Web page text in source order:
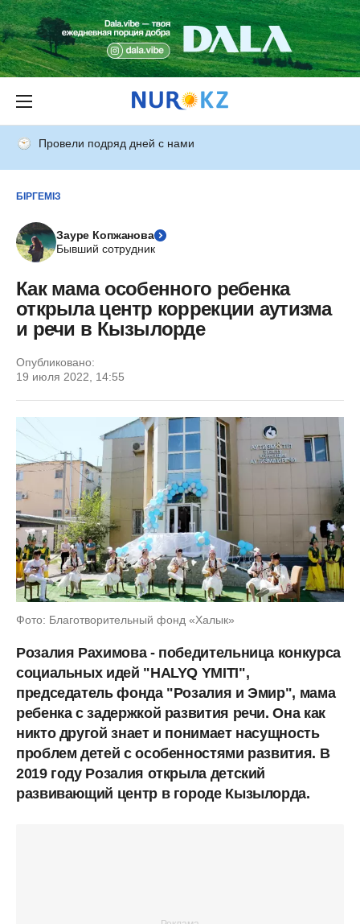
Провели подряд дней с нами
БІРГЕМІЗ
Зауре Копжанова
Бывший сотрудник
Как мама особенного ребенка
открыла центр коррекции аутизма
и речи в Кызылорде
Опубликовано:
19 июля 2022, 14:55
Фото: Благотворительный фонд «Халык»
Розалия Рахимова - победительница конкурса
социальных идей "HALYQ YMITI",
председатель фонда "Розалия и Эмир", мама
ребенка с задержкой развития речи. Она как
никто другой знает и понимает насущность
проблем детей с особенностями развития. В
2019 году Розалия открыла детский
развивающий центр в городе Кызылорда.